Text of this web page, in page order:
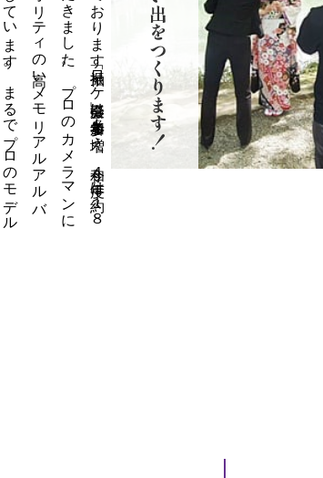
平成６
年よ
り
行っ
て
お
り
ま
す
「振袖ロ
ケ
撮影会」は
年々参加者も
増え
、
令和４
年度は
約１
８
０
名ご
参加い
た
だ
き
ま
し
た
。
プ
ロ
の
カ
メ
ラ
マ
ン
に
よ
る
非常に
ク
オ
リ
テ
ィ
の
高い
メ
モ
リ
ア
ル
ア
ル
バ
ム
を
お
作り
し
て
い
ま
す
。
ま
る
で
プ
ロ
の
モ
デ
ル
み
た
い
で
す
よ